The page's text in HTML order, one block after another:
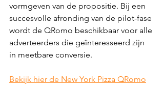
vormgeven van de propositie. Bij een
succesvolle afronding van de pilot-fase
wordt de QRomo beschikbaar voor alle
adverteerders die geïnteresseerd zijn
in meetbare conversie.
Bekijk hier de New York Pizza QRomo